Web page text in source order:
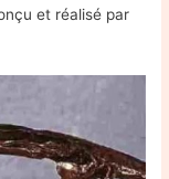
et réalisé par